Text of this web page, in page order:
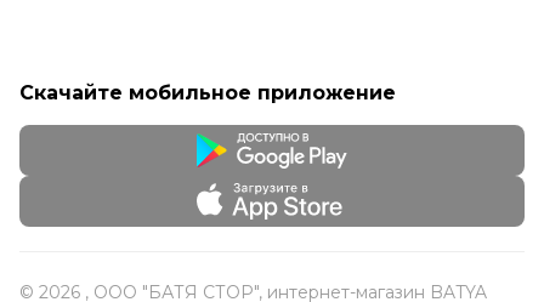
Скачайте мобильное приложение
© 2026 , ООО "БАТЯ СТОР", интернет-магазин BATYA